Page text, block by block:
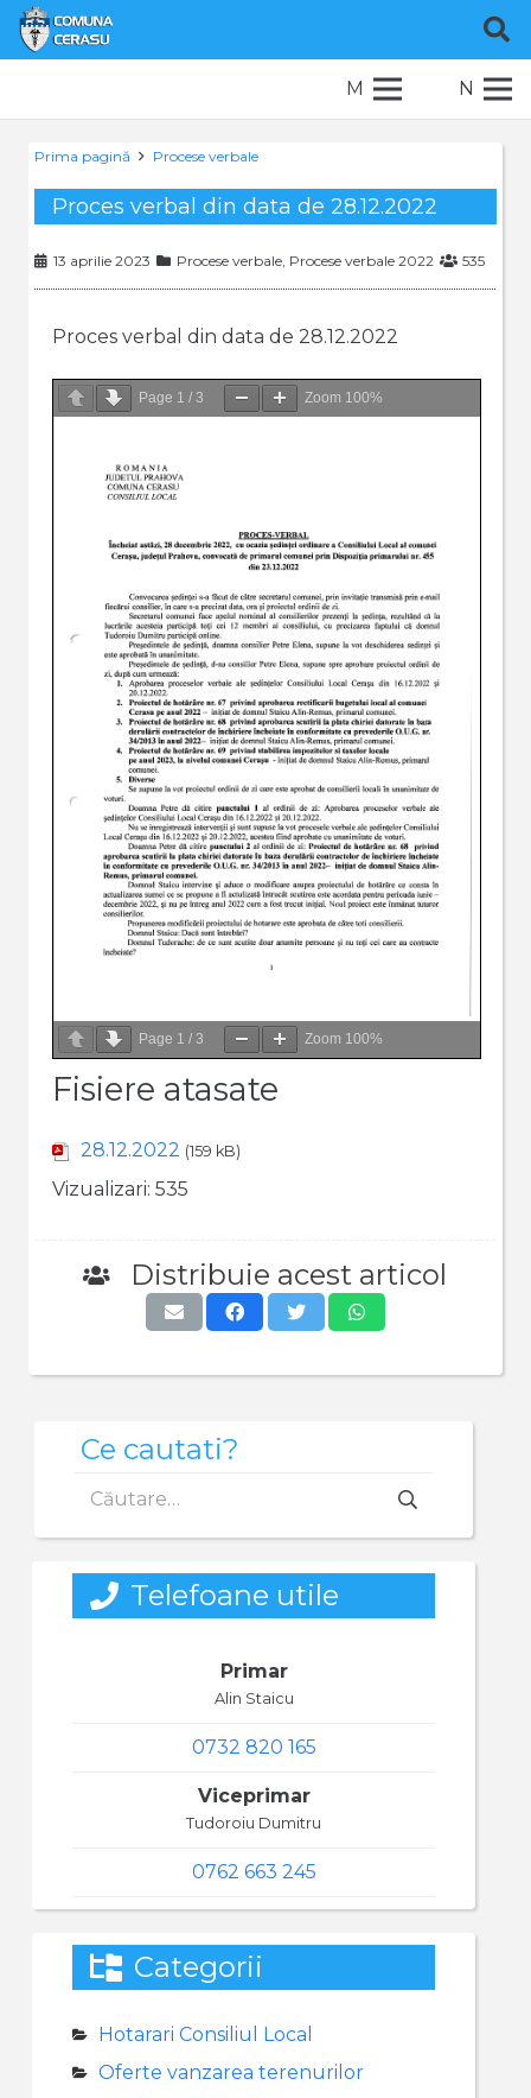
M N
Prima pagină Procese verbale
Proces verbal din data de 28.12.2022
13 aprilie 2023 Procese verbale, Procese verbale 2022 535
Proces verbal din data de 28.12.2022
Page 1 / 3 Zoom 100%
Page 1 / 3 Zoom 100%
Fisiere atasate
28.12.2022 (159 kB)
Vizualizari: 535
Distribuie acest articol
Ce cautati?
după:
Telefoane utile
Primar
Alin Staicu
0732 820 165
Viceprimar
Tudoroiu Dumitru
0762 663 245
Categorii
Hotarari Consiliul Local
Oferte vanzarea terenurilor